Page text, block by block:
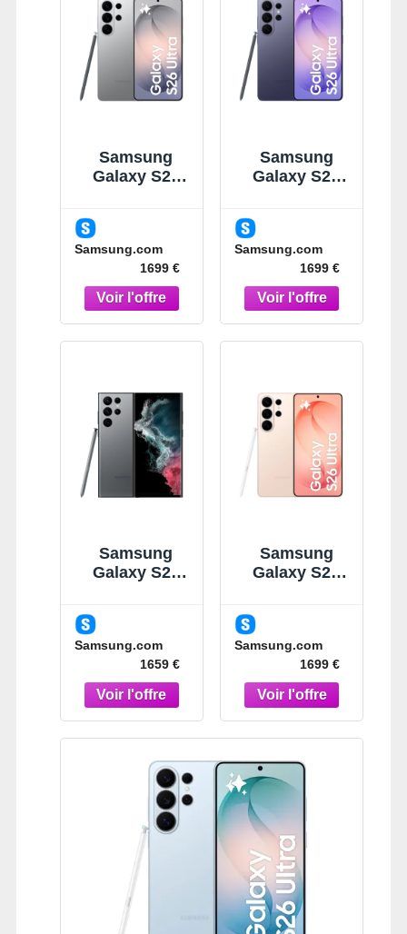
Samsung
Galaxy S26
Smartphone
IA Argent
Samsung.com
1699 €
Samsung
Galaxy S26
Smartphone
Violet
Samsung.com
1699 €
Samsung
Galaxy S22
Smartphone
Samsung.com
1659 €
Samsung
Galaxy S26
Smartphone
IA Or Rose
Samsung.com
1699 €